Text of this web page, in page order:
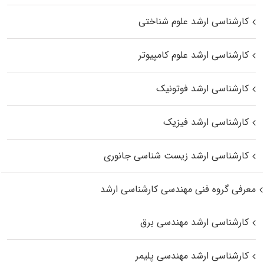
کارشناسی ارشد علوم شناختی
کارشناسی ارشد علوم کامپیوتر
کارشناسی ارشد فوتونیک
کارشناسی ارشد فیزیک
کارشناسی ارشد زیست‌ شناسی جانوری
معرفی گروه فنی مهندسی کارشناسی ارشد
کارشناسی ارشد مهندسی برق
کارشناسی ارشد مهندسی پلیمر